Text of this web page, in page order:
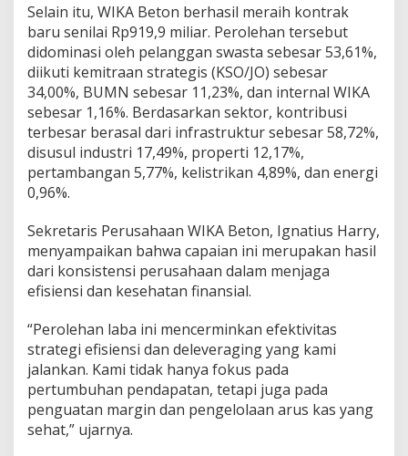
Selain itu, WIKA Beton berhasil meraih kontrak
baru senilai Rp919,9 miliar. Perolehan tersebut
didominasi oleh pelanggan swasta sebesar 53,61%,
diikuti kemitraan strategis (KSO/JO) sebesar
34,00%, BUMN sebesar 11,23%, dan internal WIKA
sebesar 1,16%. Berdasarkan sektor, kontribusi
terbesar berasal dari infrastruktur sebesar 58,72%,
disusul industri 17,49%, properti 12,17%,
pertambangan 5,77%, kelistrikan 4,89%, dan energi
0,96%.
Sekretaris Perusahaan WIKA Beton, Ignatius Harry,
menyampaikan bahwa capaian ini merupakan hasil
dari konsistensi perusahaan dalam menjaga
efisiensi dan kesehatan finansial.
“Perolehan laba ini mencerminkan efektivitas
strategi efisiensi dan deleveraging yang kami
jalankan. Kami tidak hanya fokus pada
pertumbuhan pendapatan, tetapi juga pada
penguatan margin dan pengelolaan arus kas yang
sehat,” ujarnya.